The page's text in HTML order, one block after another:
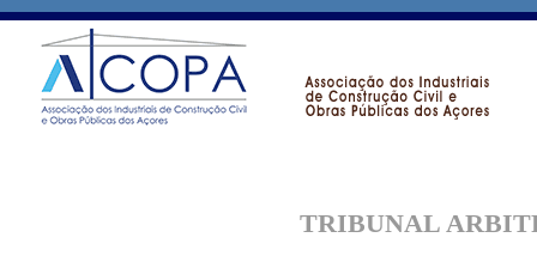
TRIBUNAL